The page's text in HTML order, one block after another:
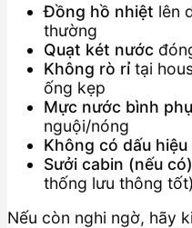
Đồng hồ nhiệt lên
thường
Quạt két nước
Không rò rỉtại
ống kẹp
Mực nước bình
nguội/nóng
Không có dấu
Sưởi cabin (nếu có)
thống lưu thông tốt)
Nếu còn nghi ngờ, hãy